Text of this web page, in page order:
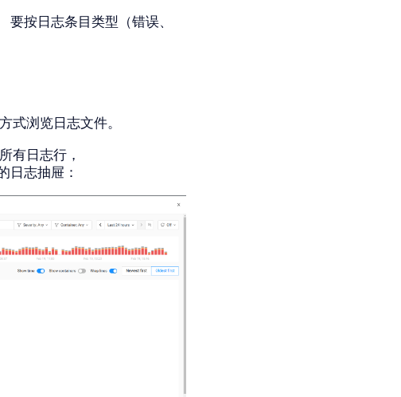
按日志条目类型（错误、
式浏览日志文件。
有日志行，
日志抽屉：